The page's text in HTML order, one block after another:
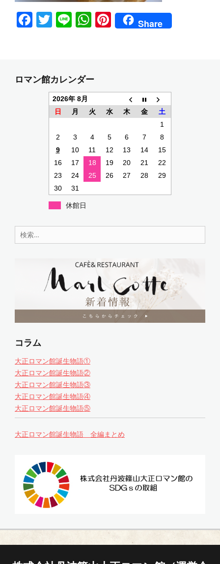
F
b
T Li W
A
p
p
Pi
nt
Share
ロマン館カレンダー
2026年 8月
日
月 火 水 木 金
土
1
2
3 4 5 6 7
8
9
10 11 12 13 14
15
16
17 18 19 20 21
22
23
24 25 26 27 28
29
30
31
休館日
検
索:
コラム
大正ロマン館誕生物語①
大正ロマン館誕生物語②
大正ロマン館誕生物語③
大正ロマン館誕生物語④
大正ロマン館誕生物語⑤
大正ロマン館誕生物語 全編まとめ